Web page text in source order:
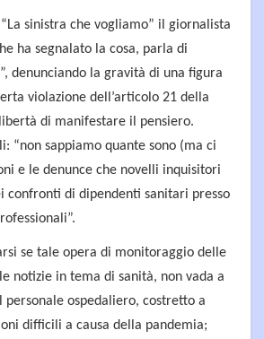
sinistra che vogliamo” il giornalista
ha segnalato la cosa, parla di
denunciando la gravità di una figura
violazione dell’articolo 21 della
di manifestare il pensiero.
“non sappiamo quante sono (ma ci
e le denunce che novelli inquisitori
confronti di dipendenti sanitari presso
se tale opera di monitoraggio delle
notizie in tema di sanità, non vada a
ospedaliero, costretto a
difficili a causa della pandemia;